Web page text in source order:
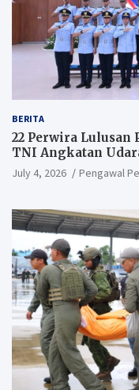
BERITA
22 Perwira Lulusan
TNI Angkatan
July 4, 2026 Pengawal